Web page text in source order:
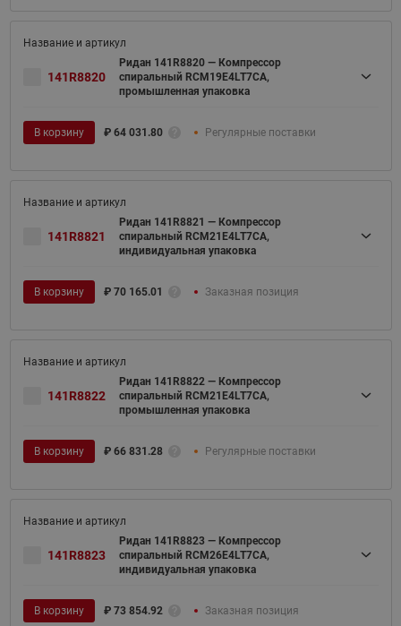
141R8820
Ридан 141R8820 — Компрессор
спиральный RCM19E4LT7CA,
промышленная упаковка
В корзину ₽ 64 031.80 Регулярные поставки
141R8821
Ридан 141R8821 — Компрессор
спиральный RCM21E4LT7CA,
индивидуальная упаковка
В корзину ₽ 70 165.01 Заказная позиция
141R8822
Ридан 141R8822 — Компрессор
спиральный RCM21E4LT7CA,
промышленная упаковка
В корзину ₽ 66 831.28 Регулярные поставки
141R8823
Ридан 141R8823 — Компрессор
спиральный RCM26E4LT7CA,
индивидуальная упаковка
В корзину ₽ 73 854.92 Заказная позиция